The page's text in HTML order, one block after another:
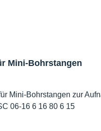
Mini-Bohrstangen
Aufnahme von Kleinstbohrstangen Abmessungen |
5 16 80 6 15 SC 06-16 6 16 80 6 15